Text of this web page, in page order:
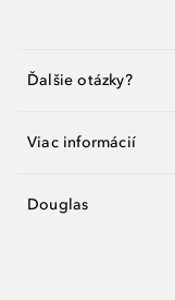
Ďalšie otázky?
Viac informácií
Douglas